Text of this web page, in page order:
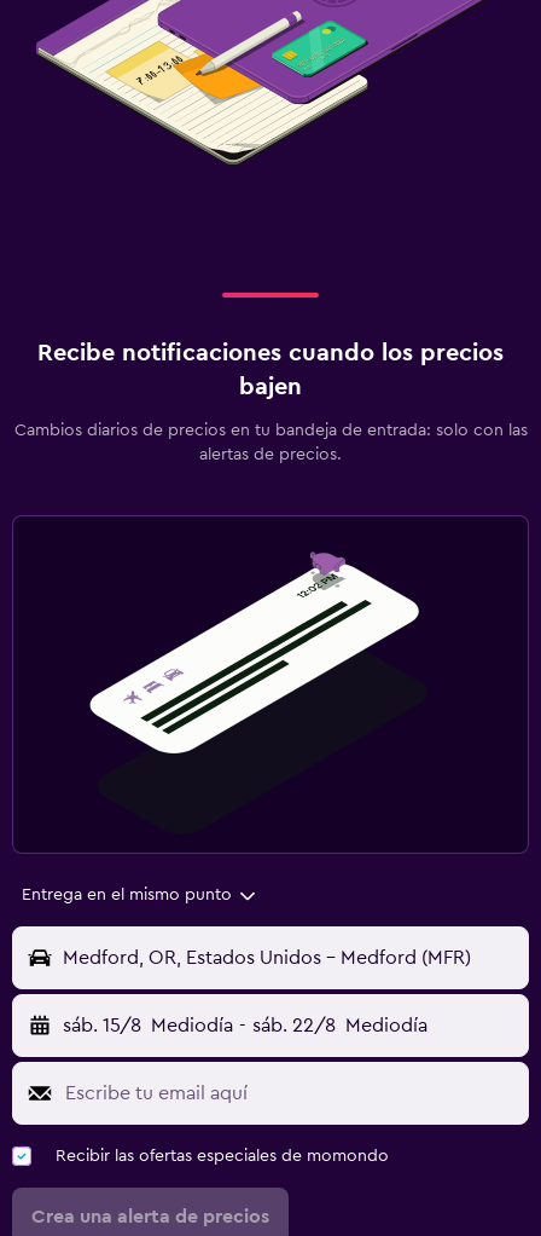
Recibe notificaciones cuando los precios
bajen
Cambios diarios de precios en tu bandeja de entrada: solo con las
alertas de precios.
Entrega en el mismo punto
Medford, OR, Estados Unidos - Medford (MFR)
sáb. 15/8 Mediodía - sáb. 22/8 Mediodía
Recibir las ofertas especiales de momondo
Crea una alerta de precios